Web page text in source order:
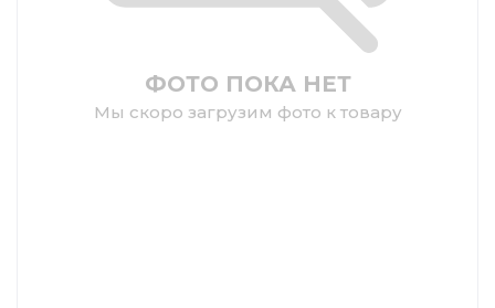
ФОТО ПОКА НЕТ
Мы скоро загрузим фото к товару